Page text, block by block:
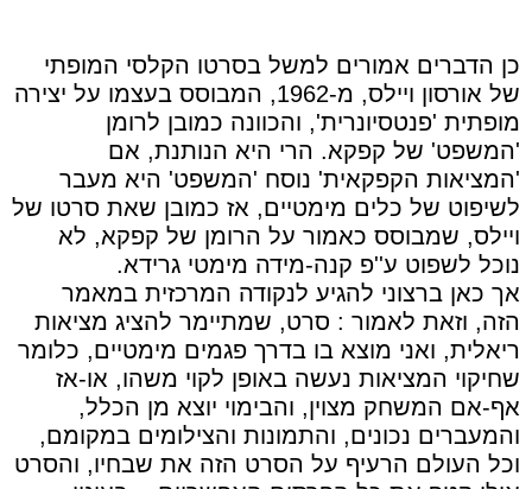
כן הדברים אמורים למשל בסרטו הקלסי המופתי
של אורסון ויילס, מ-1962, המבוסס בעצמו על יצירה
מופתית 'פנטסיונרית', והכוונה כמובן לרומן
'המשפט' של קפקא. הרי היא הנותנת, אם
'המציאות הקפקאית' נוסח 'המשפט' היא מעבר
לשיפוט של כלים מימטיים, אז כמובן שאת סרטו של
ויילס, שמבוסס כאמור על הרומן של קפקא, לא
נוכל לשפוט ע''פ קנה-מידה מימטי גרידא.
אך כאן ברצוני להגיע לנקודה המרכזית במאמר
הזה, וזאת לאמור : סרט, שמתיימר להציג מציאות
ריאלית, ואני מוצא בו בדרך פגמים מימטיים, כלומר
שחיקוי המציאות נעשה באופן לקוי משהו, או-אז
אף-אם המשחק מצוין, והבימוי יוצא מן הכלל,
והמעברים נכונים, והתמונות והצילומים במקומם,
וכל העולם הרעיף על הסרט הזה את שבחיו, והסרט